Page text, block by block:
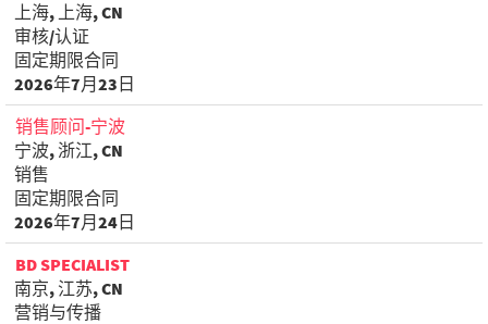
上海, 上海, CN
审核/认证
固定期限合同
2026年7月23日
销售顾问-宁波
宁波, 浙江, CN
销售
固定期限合同
2026年7月24日
BD SPECIALIST
南京, 江苏, CN
营销与传播